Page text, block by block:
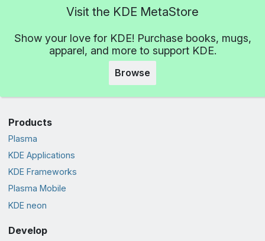
Visit the KDE MetaStore
Show your love for KDE! Purchase books, mugs,
apparel, and more to support KDE.
Browse
Products
Plasma
KDE Applications
KDE Frameworks
Plasma Mobile
KDE neon
Develop